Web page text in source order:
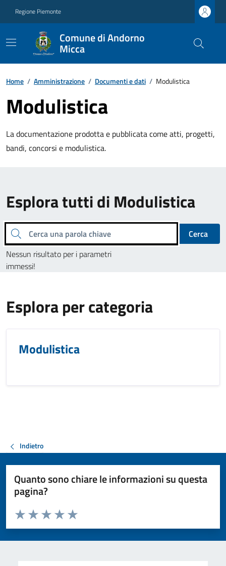
Regione Piemonte
Comune di Andorno
Micca
Home / Amministrazione / Documenti e dati / Modulistica
Modulistica
La documentazione prodotta e pubblicata come atti, progetti,
bandi, concorsi e modulistica.
Esplora tutti di Modulistica
Cerca una parola chiave
Cerca
Nessun risultato per i parametri
immessi!
Esplora per categoria
Modulistica
Indietro
Quanto sono chiare le informazioni su questa
pagina?
Valuta da 1 a 5 stelle la pagina
Valuta 5 stelle su 5
Valuta 4 stelle su 5
Valuta 3 stelle su 5
Valuta 2 stelle su 5
Valuta 1 stelle su 5